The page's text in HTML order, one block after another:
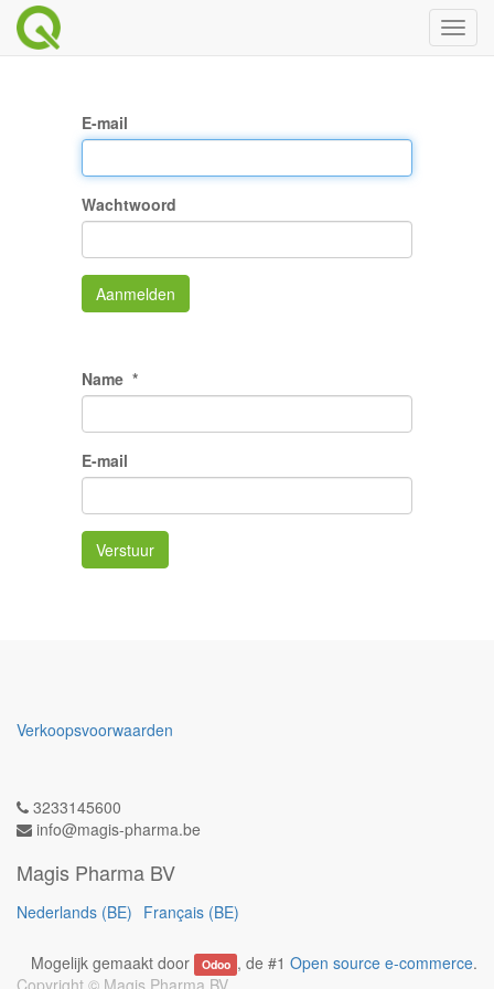
E-mail
Wachtwoord
Aanmelden
Name
E-mail
Verstuur
Verkoopsvoorwaarden
3233145600
info@magis-pharma.be
Magis Pharma BV
Nederlands (BE) Français (BE)
Mogelijk gemaakt door Odoo , de #1 Open source e-commerce.
Copyright © Magis Pharma BV